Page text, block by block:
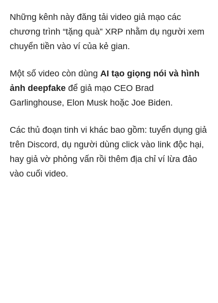
Những kênh này đăng tải video giả mạo các
chương trình “tặng quà” XRP nhằm dụ người xem
chuyển tiền vào ví của kẻ gian.
Một số video còn dùng AI tạo giọng nói và hình
ảnh deepfake để giả mạo CEO Brad
Garlinghouse, Elon Musk hoặc Joe Biden.
Các thủ đoạn tinh vi khác bao gồm: tuyển dụng giả
trên Discord, dụ người dùng click vào link độc hại,
hay giả vờ phỏng vấn rồi thêm địa chỉ ví lừa đảo
vào cuối video.